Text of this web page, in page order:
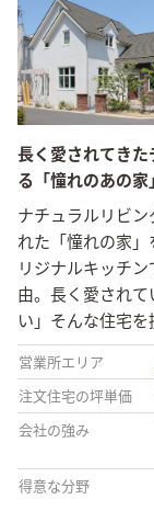
長く愛されてきた
る「憧れのあの家
ナチュラルリビ
れた「憧れの家
リジナルキッチ
由。長く愛され
い」そんな住宅を
営業所エリア
注文住宅の坪単価
会社の強み
得意な分野